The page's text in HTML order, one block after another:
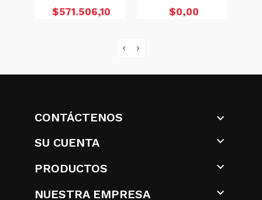
Precio
$571.506,10 Precio
$0,00
CONTÁCTENOS

SU CUENTA

PRODUCTOS

NUESTRA EMPRESA
